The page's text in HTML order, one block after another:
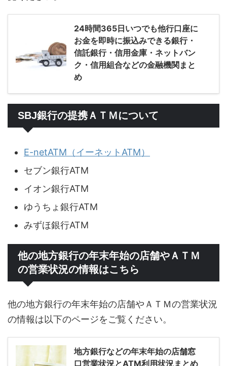
24時間365日いつでも他行口座に
お金を即時に振込みできる銀行・
信託銀行・信用金庫・ネットバン
ク・信用組合などの金融機関まと
め
SBJ銀行の提携ＡＴＭについて
E-netATM（イーネットATM）
セブン銀行ATM
イオン銀行ATM
ゆうちょ銀行ATM
みずほ銀行ATM
他の地方銀行の年末年始の店舗やＡＴＭ
の営業状況の情報はこちら
他の地方銀行の年末年始の店舗やＡＴＭの営業状況
の情報は以下のページをご覧ください。
地方銀行などの年末年始の店舗窓
口営業状況とATM利用状況まとめ